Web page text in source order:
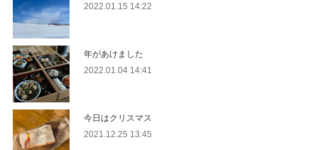
2022.01.15 14:22
年があけました
2022.01.04 14:41
今日はクリスマス
2021.12.25 13:45